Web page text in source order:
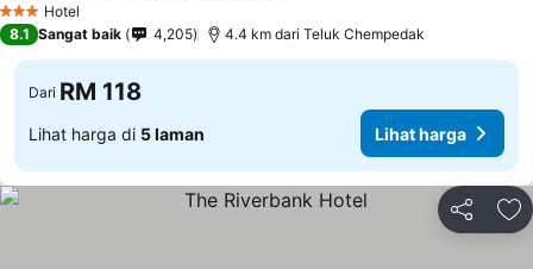
3 BintangHotel
8.1 Sangat baik 4,205 4.4 km dari Teluk Chempedak
Dari RM 118
Lihat harga di 5 laman Lihat harga
Kongsi